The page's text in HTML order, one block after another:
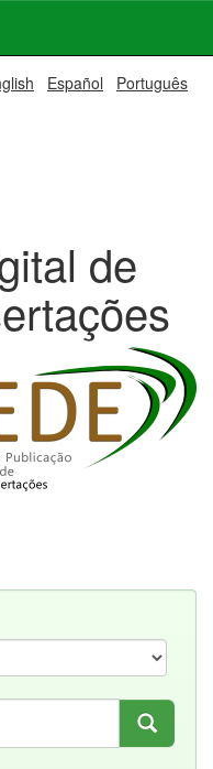
Español Português
de